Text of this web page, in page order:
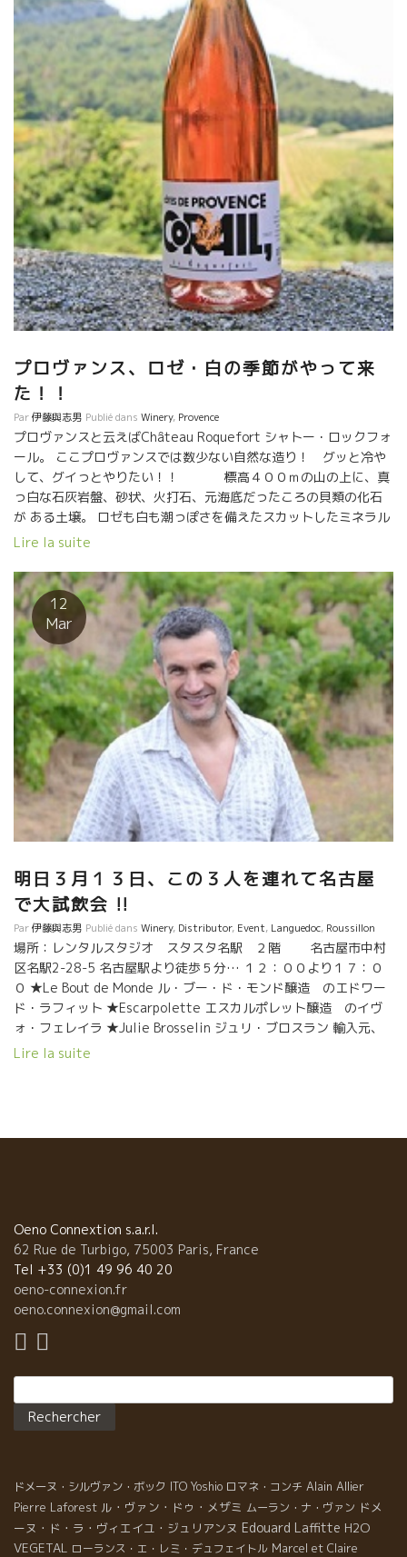
プロヴァンス、ロゼ・白の季節がやって来
た！！
Par伊藤與志男 Publié dans Winery, Provence
プロヴァンスと云えばChâteau Roquefort シャトー・ロックフォ
ール。 ここプロヴァンスでは数少ない自然な造り！ グッと冷や
して、グイっとやりたい！！ 標高４００ｍの山の上に、真
っ白な石灰岩盤、砂状、火打石、元海底だったころの貝類の化石
が ある土壌。 ロゼも白も潮っぽさを備えたスカットしたミネラル
感がたまらない。 ミネラル感はビオディナミ農法のお蔭！レ
た。 それもその筈、レイモンはロドルフ・シュタイナー学校の卒
業生である。 ６月１１日 インポーター・サンフォニー
社にてテースティングできます。 その他１８アイテムのワインが
試飲できます。 10時半から１７時までです。 サンフォニー東京事
務所 東京都中央区銀座4-13-3 ACN銀座ビル４F TEL 03-
5565-8992 来週月曜日はサンフォニー社、フリーテースティング
ですよ！！銀座まで遊びにきませんか！ 帰りは近所のワインバー
で一杯もいいですね！
Lire la suite
12
Mar
明日３月１３日、この３人を連れて名古屋
で大試飲会 !!
Par伊藤與志男 Publié dans Winery, Distributor, Event, Languedoc, Roussillon
場所：レンタルスタジオ スタスタ名駅 ２階 名古屋市中村
区名駅2-28-5 名古屋駅より徒歩５分… １２：００より１７：０
０ ★Le Bout de Monde ル・ブー・ド・モンド醸造 のエドワー
ド・ラフィット ★Escarpolette エスカルポレット醸造 のイヴ
ォ・フェレイラ ★Julie Brosselin ジュリ・ブロスラン 輸入元、
野村ユニソン社のワイン、サンフォニー社のワインが色々試飲で
Lire la suite
Oeno Connextion s.a.r.l.
62 Rue de Turbigo, 75003 Paris, France
Tel +33 (0)1 49 96 40 20
oeno-connexion.fr
oeno.connexion@gmail.com
ドメーヌ・シルヴァン・ボック ITO Yoshio ロマネ・コンチ Alain Allier
Pierre Laforest ル・ヴァン・ドゥ・メザミ ムーラン・ナ・ヴァン ドメ
ーヌ・ド・ラ・ヴィエイユ・ジュリアンヌ Edouard Laffitte H2O
VEGETAL ローランス・エ・レミ・デュフェイトル Marcel et Claire